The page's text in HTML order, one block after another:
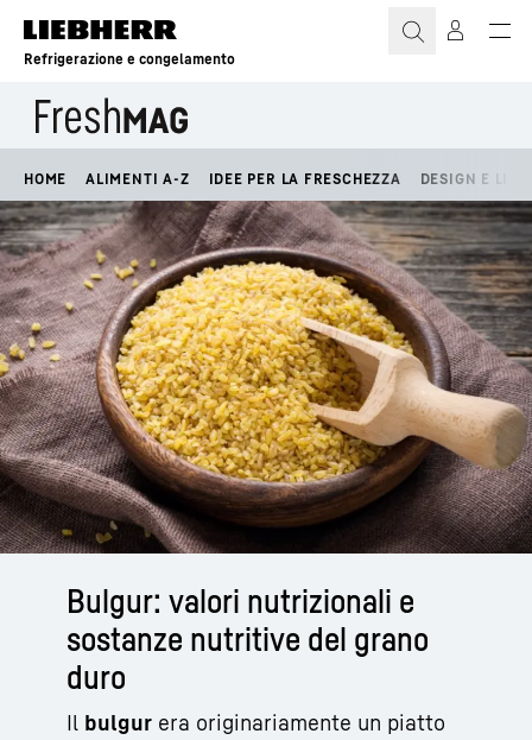
Refrigerazione e congelamento
HOME ALIMENTI A-Z IDEE PER LA FRESCHEZZA DESIGN E
Bulgur: valori nutrizionali e
sostanze nutritive del grano
duro
Il bulgur era originariamente un piatto